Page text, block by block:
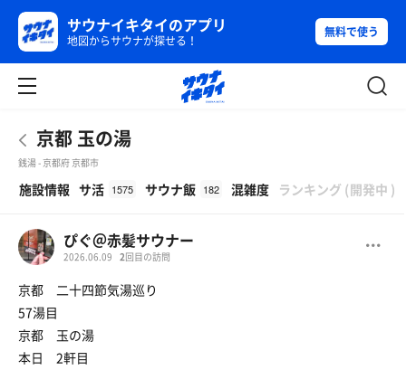
サウナイキタイのアプリ
地図からサウナが探せる！
無料で使う
京都 玉の湯
銭湯 - 京都府 京都市
施設情報 サ活 1575 サウナ飯 182 混雑度 ランキング (開発中 )
ぴぐ＠赤髪サウナー
2026.06.09 2回目の訪問
京都 二十四節気湯巡り
57湯目
京都 玉の湯
本日 2軒目